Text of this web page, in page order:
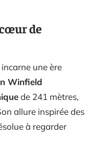
de
incarne une ère
Winfield
de 241 mètres,
allure inspirée des
à regarder